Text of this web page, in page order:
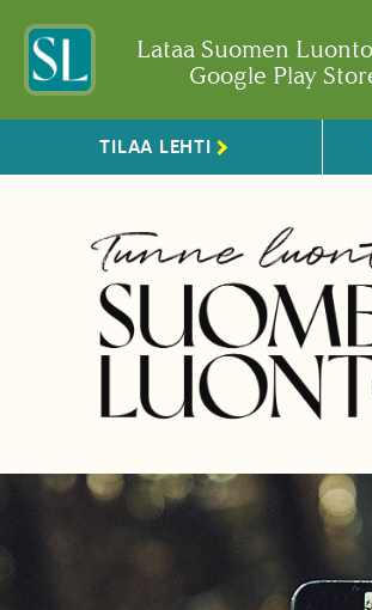
Lataa Suomen
Google Play
TILAA LEHTI